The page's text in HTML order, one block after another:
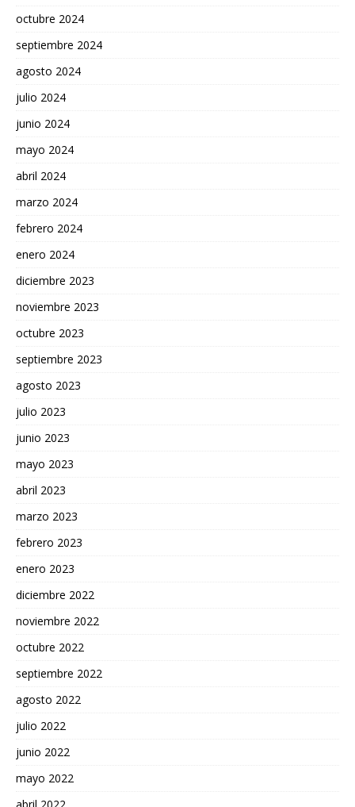
octubre 2024
septiembre 2024
agosto 2024
julio 2024
junio 2024
mayo 2024
abril 2024
marzo 2024
febrero 2024
enero 2024
diciembre 2023
noviembre 2023
octubre 2023
septiembre 2023
agosto 2023
julio 2023
junio 2023
mayo 2023
abril 2023
marzo 2023
febrero 2023
enero 2023
diciembre 2022
noviembre 2022
octubre 2022
septiembre 2022
agosto 2022
julio 2022
junio 2022
mayo 2022